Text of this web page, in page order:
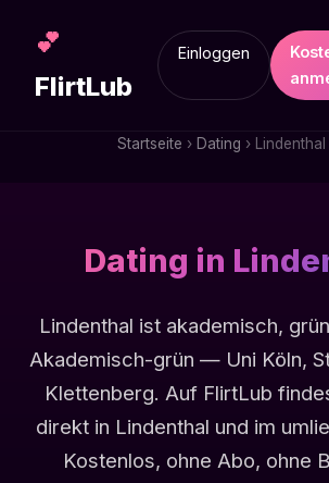
💕
FlirtLub
Einloggen
Startseite › Dating ›
Dating in
Lindenthal ist akademisch,
Akademisch-grün — Uni Köln,
Klettenberg. Auf FlirtLub
direkt in Lindenthal und im
Kostenlos, ohne Abo, ohne